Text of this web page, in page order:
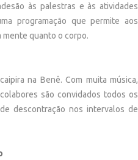
às palestras e às atividades
programação que permite aos
quanto o corpo.
na Benê. Com muita música,
são convidados todos os
descontração nos intervalos de